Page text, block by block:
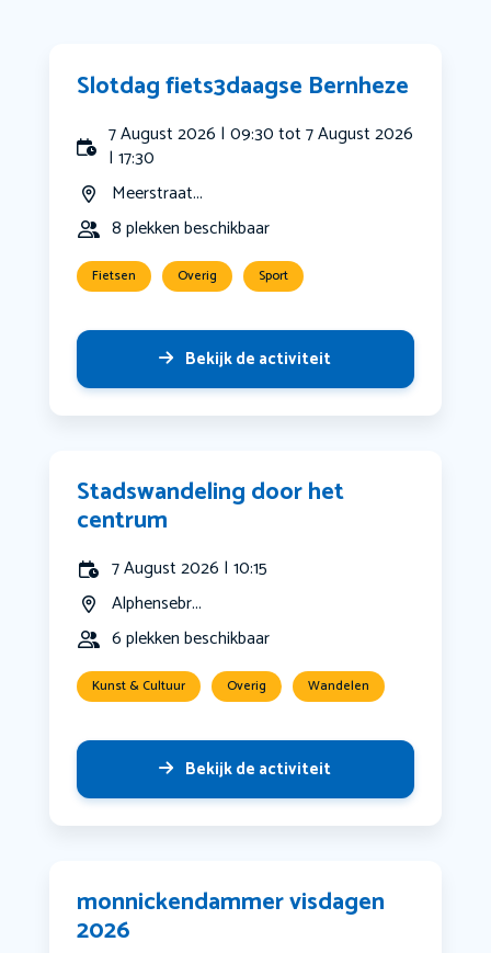
Slotdag fiets3daagse Bernheze
7 August 2026 | 09:30 tot 7 August 2026
| 17:30
Meerstraat...
8 plekken beschikbaar
Fietsen Overig Sport
Bekijk de activiteit
Stadswandeling door het
centrum
7 August 2026 | 10:15
Alphensebr...
6 plekken beschikbaar
Kunst & Cultuur Overig Wandelen
Bekijk de activiteit
monnickendammer visdagen
2026